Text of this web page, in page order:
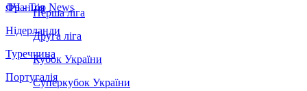
Франція
Нідерланди
Туреччина
Португалія
ЛЧ - Top News
Перша ліга
Друга ліга
Кубок України
Суперкубок України